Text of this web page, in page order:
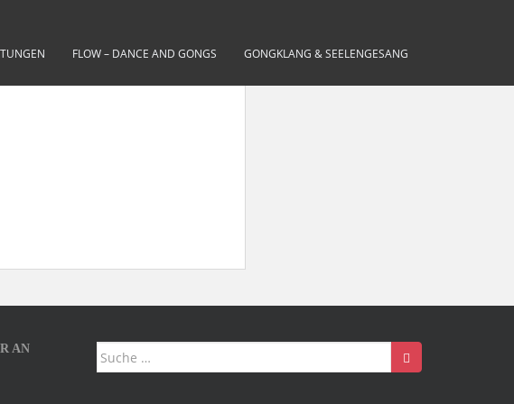
FLOW – DANCE AND GONGS GONGKLANG & SEELENGESANG
AN
Suche
nach: